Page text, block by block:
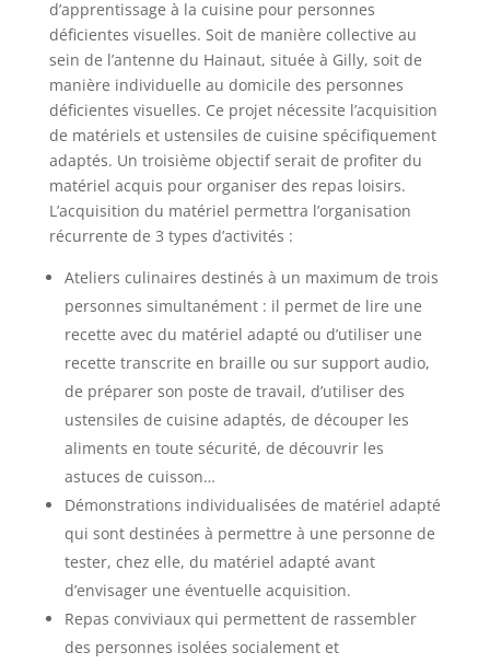
d’apprentissage à la cuisine pour personnes
déficientes visuelles. Soit de manière collective au
sein de l’antenne du Hainaut, située à Gilly, soit de
manière individuelle au domicile des personnes
déficientes visuelles. Ce projet nécessite l’acquisition
de matériels et ustensiles de cuisine spécifiquement
adaptés. Un troisième objectif serait de profiter du
matériel acquis pour organiser des repas loisirs.
L’acquisition du matériel permettra l’organisation
récurrente de 3 types d’activités :
Ateliers culinaires destinés à un maximum de trois
personnes simultanément : il permet de lire une
recette avec du matériel adapté ou d’utiliser une
recette transcrite en braille ou sur support audio,
de préparer son poste de travail, d’utiliser des
ustensiles de cuisine adaptés, de découper les
aliments en toute sécurité, de découvrir les
astuces de cuisson…
Démonstrations individualisées de matériel adapté
qui sont destinées à permettre à une personne de
tester, chez elle, du matériel adapté avant
d’envisager une éventuelle acquisition.
Repas conviviaux qui permettent de rassembler
des personnes isolées socialement et